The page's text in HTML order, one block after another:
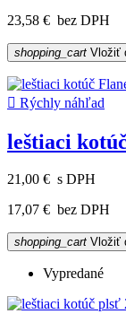
23,58 € bez DPH
shopping_cart Vložiť
 Rýchly náhľad
leštiaci
21,00 € s DPH
17,07 € bez DPH
shopping_cart Vložiť
Vypredané